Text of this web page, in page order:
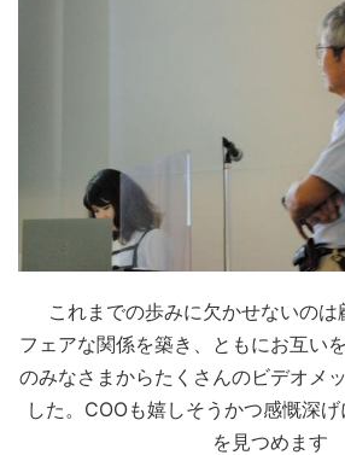
これまでの歩みに欠かせないのは
フェアな関係を築き、ともにお互い
のみなさまからたくさんのビデオメ
した。 COOも嬉しそうかつ感慨深
を見つめます